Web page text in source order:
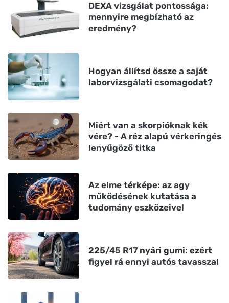
DEXA vizsgálat pontossága:
mennyire megbízható az
eredmény?
Hogyan állítsd össze a saját
laborvizsgálati csomagodat?
Miért van a skorpióknak kék
vére? - A réz alapú vérkeringés
lenyűgöző titka
Az elme térképe: az agy
működésének kutatása a
tudomány eszközeivel
225/45 R17 nyári gumi: ezért
figyel rá ennyi autós tavasszal